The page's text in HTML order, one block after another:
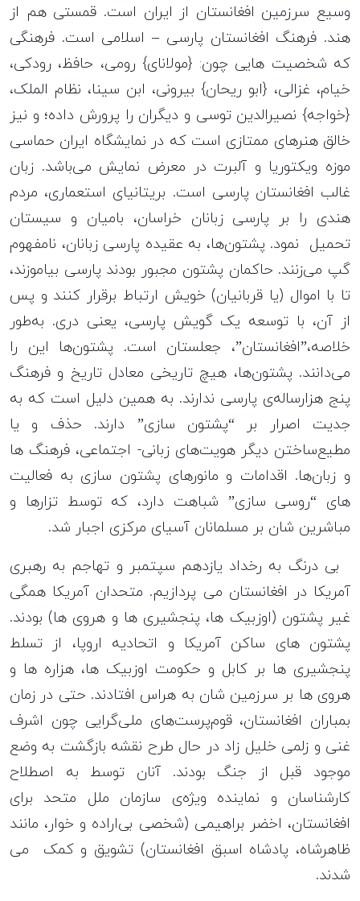
وسیع سرزمین افغانستان از ایران است. قمستی هم از
هند. فرهنگ افغانستان پارسی – اسلامی است. فرهنگی
که شخصیت هایی چون: {مولانای} رومی، حافظ، رودکی،
خیام، غزالی، {ابو ریحان} بیرونی، ابن سینا، نظام الملک،
{خواجه} نصیرالدین توسی و دیگران را پرورش داده؛ و نیز
خالق هنرهای ممتازی است که در نمایشگاه ایران حماسی
موزه ویکتوریا و آلبرت در معرض نمایش می‌باشد. زبان‌
غالب افغانستان پارسی است. بریتانیای استعماری، مردم
هندی را بر پارسی زبانان خراسان، بامیان و سیستان
تحمیل نمود. پشتون‌ها، به عقیده پارسی زبانان، نامفهوم
گپ می‌زنند. حاکمان پشتون مجبور بودند پارسی بیاموزند،
تا با اموال (یا قربانیان) خویش ارتباط برقرار کنند و پس
از آن، با توسعه یک گویش پارسی، یعنی دری. به‌طور
خلاصه،”افغانستان”، جعلستان است. پشتون‌ها این را
می‌دانند. پشتون‌ها، هیچ تاریخی معادل تاریخ و فرهنگ
پنج هزار‌ساله‌ی پارسی ندارند. به همین دلیل است که به
جدیت اصرار بر “پشتون سازی” دارند. حذف و یا
مطیع‌ساختن دیگر هویت‌های زبانی- اجتماعی، فرهنگ ها
و زبان‌ها. اقدامات و مانورهای پشتون سازی به فعالیت
های “روسی سازی” شباهت دارد، که توسط تزارها و
مباشرین شان بر مسلمانان آسیای مرکزی اجبار شد.
بی درنگ به رخداد یازدهم سپتمبر و تهاجم به رهبری
آمریکا در افغانستان می پردازیم. متحدان آمریکا همگی
غیر پشتون (اوزبیک ها، پنجشیری ها و هروی ها) بودند.
پشتون های ساکن آمریکا و اتحادیه اروپا، از تسلط
پنجشیری ها بر کابل و حکومت اوزبیک ها، هزاره ها و
هروی ها بر سرزمین شان به هراس افتادند. حتی در زمان
بمباران افغانستان، قوم‌پرست‌های ملی‌گرایی چون اشرف
غنی و زلمی خلیل زاد در حال طرح نقشه بازگشت به‌ وضع
موجود قبل از جنگ بودند. آنان توسط به اصطلاح
کارشناسان و نماینده ویژه‌ی سازمان ملل متحد برای
افغانستان، اخضر براهیمی (شخصی بی‌اراده و خوار، مانند
ظاهرشاه، پادشاه اسبق افغانستان) تشویق و کمک می
شدند.